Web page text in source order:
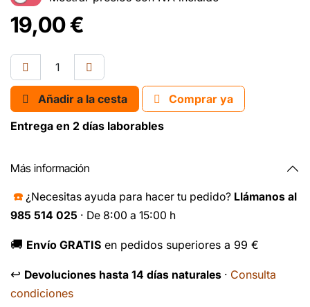
19,00€
Añadir a la cesta
Comprar ya
Entrega en 2 días laborables
Más información
☎️ ¿Necesitas ayuda para hacer tu pedido? Llámanos al
985 514 025 · De 8:00 a 15:00 h
🚚 Envío GRATIS en pedidos superiores a 99 €
↩️ Devoluciones hasta 14 días naturales · Consulta
condiciones